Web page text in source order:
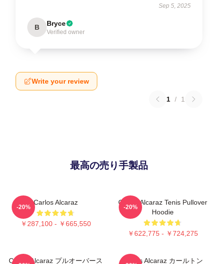
Sep 5, 2025
B Bryce
Verified owner
Write your review
1 / 1
最高の売り手製品
Carlos Alcaraz
￥287,100 - ￥665,550
-20%
Carlos Alcaraz Tenis Pullover
Hoodie
￥622,775 - ￥724,275
-20%
Carlos Alcaraz プルオーバース
Carlos Alcaraz カールトン